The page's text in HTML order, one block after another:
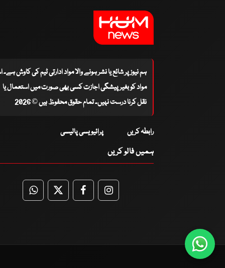
ہم نیوز پر شائع یا نشر ہونے والا مواد ادارتی ٹیم کی کاوش
مواد کو بغیر پیشگی اجازت کسی بھی صورت میں استعمال یا
نقل کرنا درست نہیں۔ تمام حقوق محفوظ ہیں © 2026
رابطہ کریں پرائیویسی پالیسی
ہمیں فالو کریں
WhatsApp
TwitterFacebookFacebook